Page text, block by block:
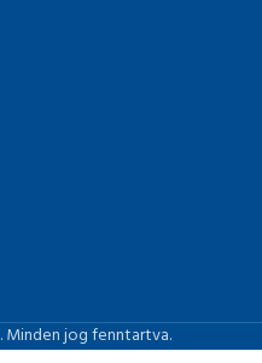
. Minden jog fenntartva.